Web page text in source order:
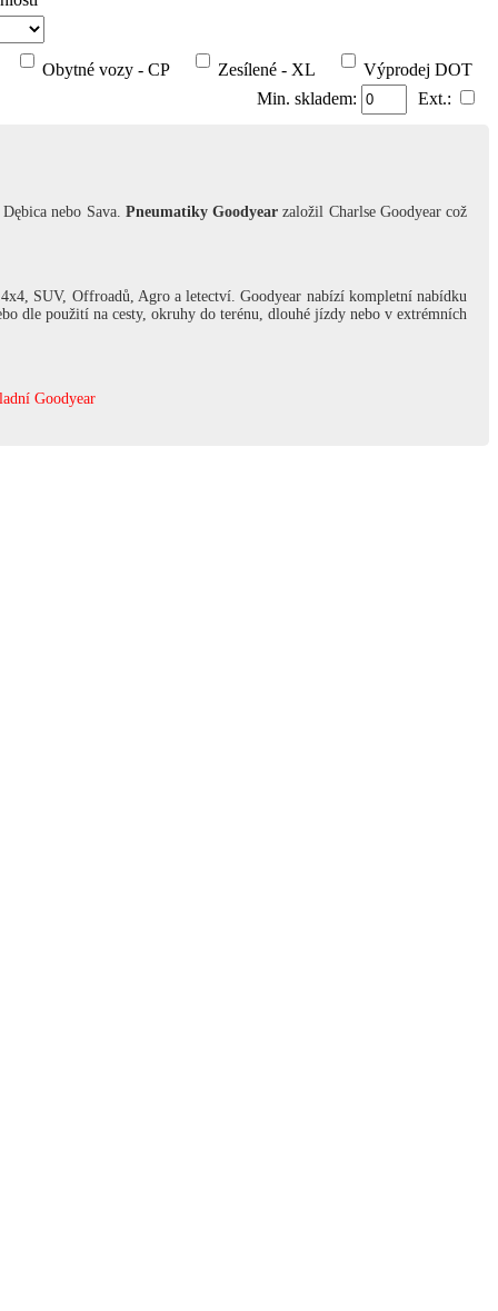
Obytné vozy - CP Zesílené - XL Výprodej DOT
Ext.:
Min. skladem:
Dębicanebo Sava. Pneumatiky Goodyear založil Charlse Goodyear což
SUV, Offroadů, Agro a letectví. Goodyear nabízí kompletní nabídku
dle použití na cesty, okruhy do terénu, dlouhé jízdy nebo v extrémních
Goodyear